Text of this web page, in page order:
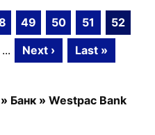
49 50 51
52
... Next › Last »
» Банк » Westpac Bank